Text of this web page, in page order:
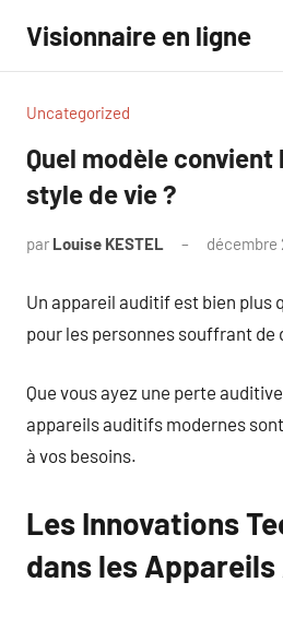
contenu
Visionnaire en ligne
Uncategorized
Quel modèle
style de vie ?
par Louise KESTEL décembre
Un appareil auditif est bien plus
pour les personnes souffrant de
Que vous ayez une perte
appareils auditifs modernes
à vos besoins.
Les Innovations
dans les